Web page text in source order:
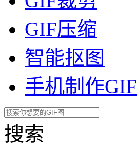
GIF压缩
智能抠图
手机制作GIF
搜索